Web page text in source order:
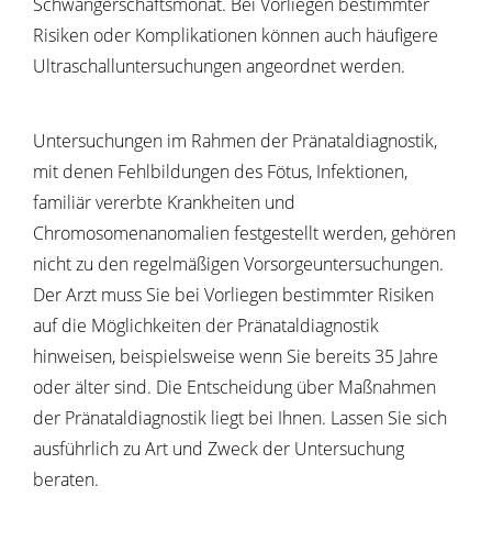
Risiken oder Komplikationen können auch häufigere
Ultraschalluntersuchungen angeordnet werden.
Untersuchungen im Rahmen der Pränataldiagnostik,
mit denen Fehlbildungen des Fötus, Infektionen,
familiär vererbte Krankheiten und
Chromosomenanomalien festgestellt werden, gehören
nicht zu den regelmäßigen Vorsorgeuntersuchungen.
Der Arzt muss Sie bei Vorliegen bestimmter Risiken
auf die Möglichkeiten der Pränataldiagnostik
hinweisen, beispielsweise wenn Sie bereits 35 Jahre
oder älter sind. Die Entscheidung über Maßnahmen
der Pränataldiagnostik liegt bei Ihnen. Lassen Sie sich
ausführlich zu Art und Zweck der Untersuchung
beraten.